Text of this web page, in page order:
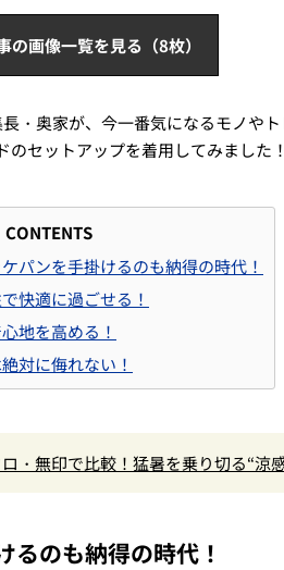
の画像一覧を見る（8枚）
・奥家が、今一番気になるモノや
セットアップを着用してみました！
CONTENTS
パンを手掛けるのも納得の時代！
快適に過ごせる！
地を高める！
対に侮れない！
・無印で比較！猛暑を乗り切る“涼
るのも納得の時代！